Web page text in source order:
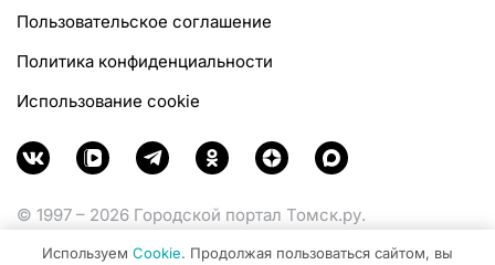
Пользовательское соглашение
Политика конфиденциальности
Использование cookie
© 1997 – 2026 Городской портал Томск.ру.
Используем Cookie. Продолжая пользоваться сайтом, вы